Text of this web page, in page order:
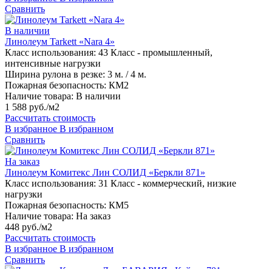
Сравнить
В наличии
Линолеум Tarkett «Nara 4»
Класс использования: 43 Класс - промышленный,
интенсивные нагрузки
Ширина рулона в резке: 3 м. / 4 м.
Пожарная безопасность: КМ2
Наличие товара: В наличии
1 588 руб./м2
Рассчитать стоимость
В избранное В избранном
Сравнить
На заказ
Линолеум Комитекс Лин СОЛИД «Беркли 871»
Класс использования: 31 Класс - коммерческий, низкие
нагрузки
Пожарная безопасность: КМ5
Наличие товара: На заказ
448 руб./м2
Рассчитать стоимость
В избранное В избранном
Сравнить